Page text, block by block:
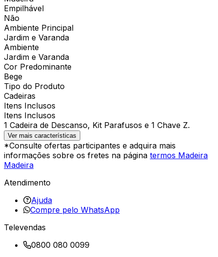
Empilhável
Não
Ambiente Principal
Jardim e Varanda
Ambiente
Jardim e Varanda
Cor Predominante
Bege
Tipo do Produto
Cadeiras
Itens Inclusos
Itens Inclusos
1 Cadeira de Descanso, Kit Parafusos e 1 Chave Z.
Ver mais características
*Consulte ofertas participantes e adquira mais
informações sobre os fretes na página termos Madeira
Madeira
Atendimento
Ajuda
Compre pelo WhatsApp
Televendas
0800 080 0099